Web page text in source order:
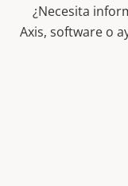
¿Necesita
Axis, software o